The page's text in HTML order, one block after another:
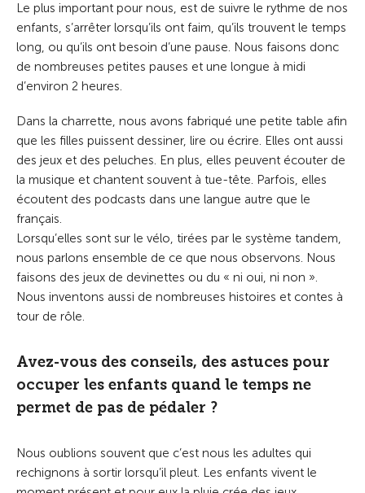
Le plus important pour nous, est de suivre le rythme de nos
enfants, s’arrêter lorsqu’ils ont faim, qu’ils trouvent le temps
long, ou qu’ils ont besoin d’une pause. Nous faisons donc
de nombreuses petites pauses et une longue à midi
d’environ 2 heures.
Dans la charrette, nous avons fabriqué une petite table afin
que les filles puissent dessiner, lire ou écrire. Elles ont aussi
des jeux et des peluches. En plus, elles peuvent écouter de
la musique et chantent souvent à tue-tête. Parfois, elles
écoutent des podcasts dans une langue autre que le
français.
Lorsqu’elles sont sur le vélo, tirées par le système tandem,
nous parlons ensemble de ce que nous observons. Nous
faisons des jeux de devinettes ou du « ni oui, ni non ».
Nous inventons aussi de nombreuses histoires et contes à
tour de rôle.
Avez-vous des conseils, des astuces pour
occuper les enfants quand le temps ne
permet de pas de pédaler ?
Nous oublions souvent que c’est nous les adultes qui
rechignons à sortir lorsqu’il pleut. Les enfants vivent le